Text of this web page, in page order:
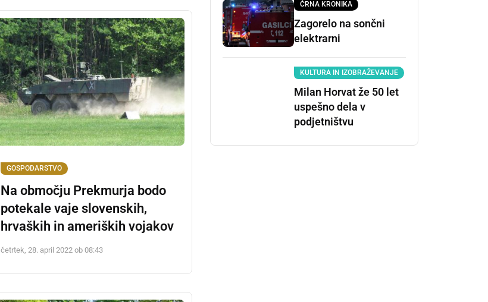
GOSPODARSTVO
Na območju Prekmurja bodo
potekale vaje slovenskih,
hrvaških in ameriških vojakov
četrtek, 28. april 2022 ob 08:43
ČRNA KRONIKA
Zagorelo na sončni
elektrarni
KULTURA IN IZOBRAŽEVANJE
Milan Horvat že 50 let
uspešno dela v
podjetništvu